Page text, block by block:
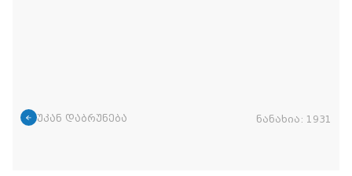
უკან დაბრუნება ნანახია: 1931